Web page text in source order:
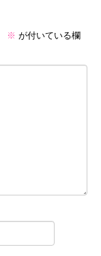
※ が付いている欄